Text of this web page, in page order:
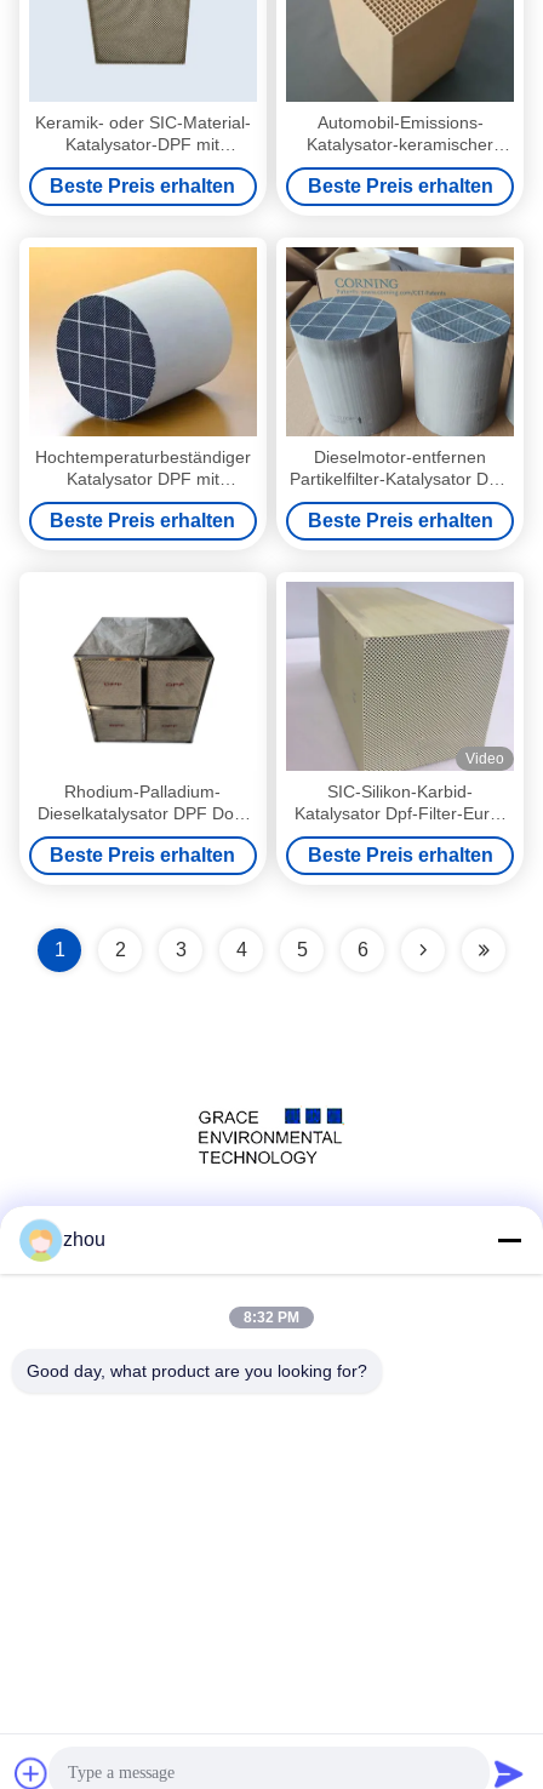
Keramik- oder SIC-Material-
Katalysator-DPF mit
Niederdruckrückgang für die
Euro-2-Euro-6-Konformität
Beste Preis erhalten
Automobil-Emissions-
Katalysator-keramischer
Bienenwaben-Filter-ovales
Kugel-Quadrat ISO14001
Beste Preis erhalten
Hochtemperaturbeständiger
Katalysator DPF mit
niedrigem Rückdruck und
doppelter Regeneration für
Dieselpartikelfilter
Beste Preis erhalten
Dieselmotor-entfernen
Partikelfilter-Katalysator DPF
400cpsi vom Endstück-Gas
schwarzen Rauch
Beste Preis erhalten
Rhodium-Palladium-
Dieselkatalysator DPF Doc.
Störungsbesuch-POC EU5
EU6 vier in einem Modul
Beste Preis erhalten
Video
SIC-Silikon-Karbid-
Katalysator Dpf-Filter-Euro-
Auto zerteilt niedriger
Koeffizient-thermische
Expansion
Beste Preis erhalten
1 2 3 4 5 6
2021-2026 Wuxi Grace Environmental Technology CO,.LTD Alle
zhou
8:32 PM
Good day, what product are you looking for?